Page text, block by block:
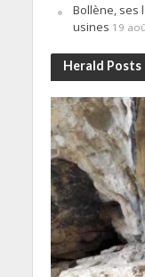
Bollène, ses
usines 19
Herald Posts